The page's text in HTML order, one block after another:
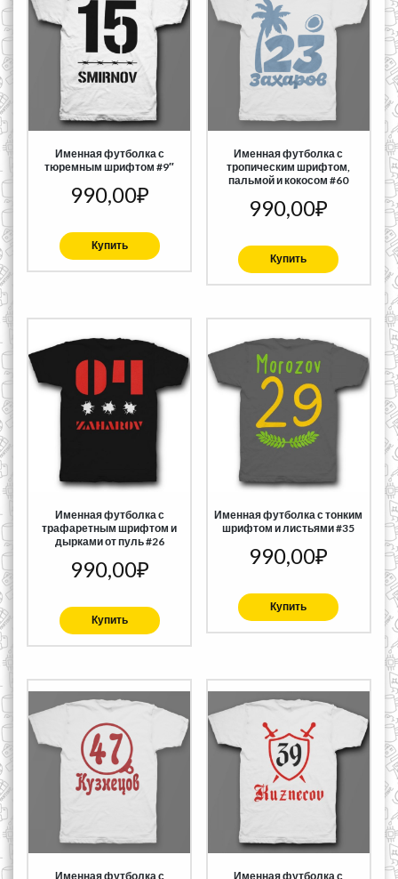
Именная футболка с
тюремным шрифтом #9″
990,00₽
Купить
Именная футболка с
тропическим шрифтом,
пальмой и кокосом #60
990,00₽
Купить
Именная футболка с
трафаретным шрифтом и
дырками от пуль #26
990,00₽
Купить
Именная футболка с тонким
шрифтом и листьями #35
990,00₽
Купить
Именная футболка с
Именная футболка с